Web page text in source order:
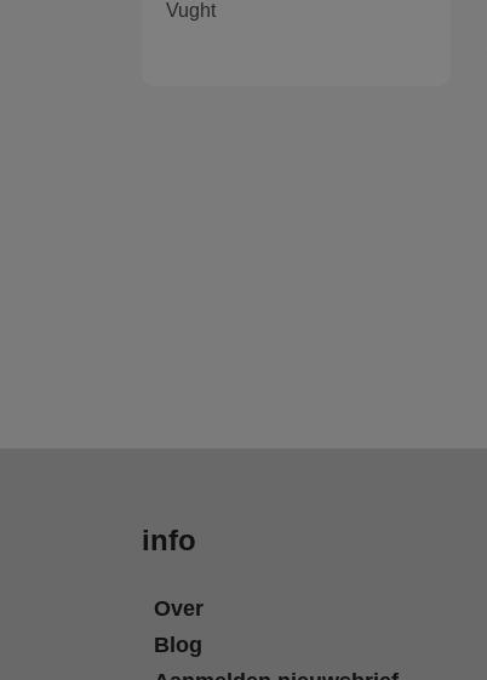
Vught
info
Over
Blog